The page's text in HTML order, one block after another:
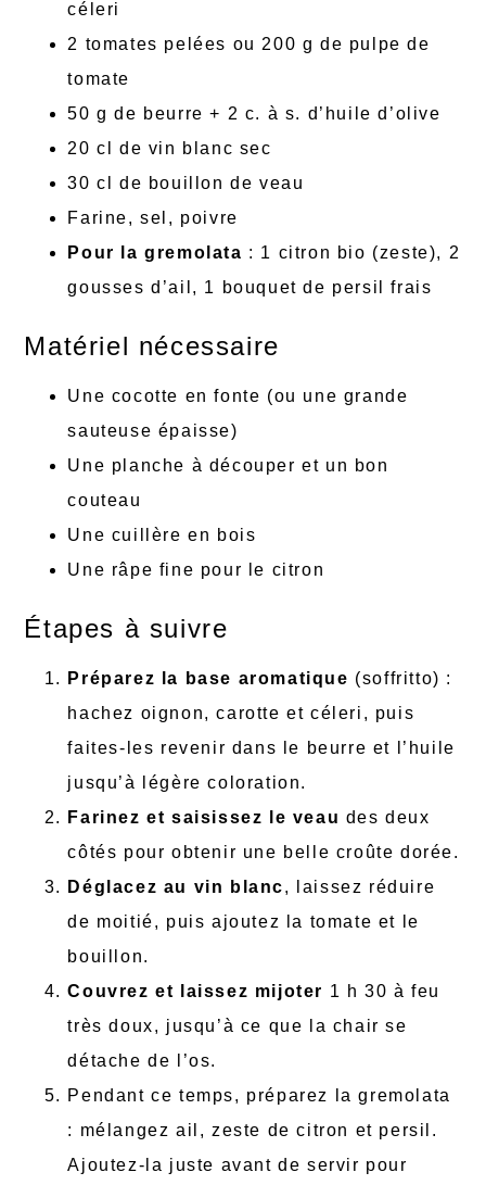
céleri
2 tomates pelées ou 200 g de pulpe de
tomate
50 g de beurre + 2 c. à s. d’huile d’olive
20 cl de vin blanc sec
30 cl de bouillon de veau
Farine, sel, poivre
Pour la gremolata : 1 citron bio (zeste), 2
gousses d’ail, 1 bouquet de persil frais
Matériel nécessaire
Une cocotte en fonte (ou une grande
sauteuse épaisse)
Une planche à découper et un bon
couteau
Une cuillère en bois
Une râpe fine pour le citron
Étapes à suivre
Préparez la base aromatique (soffritto) :
hachez oignon, carotte et céleri, puis
faites-les revenir dans le beurre et l’huile
jusqu’à légère coloration.
Farinez et saisissez le veau des deux
côtés pour obtenir une belle croûte dorée.
Déglacez au vin blanc, laissez réduire
de moitié, puis ajoutez la tomate et le
bouillon.
Couvrez et laissez mijoter 1 h 30 à feu
très doux, jusqu’à ce que la chair se
détache de l’os.
Pendant ce temps, préparez la gremolata
: mélangez ail, zeste de citron et persil.
Ajoutez-la juste avant de servir pour